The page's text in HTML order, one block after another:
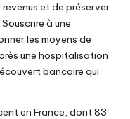
et de préserver
à une
les moyens de
une hospitalisation
bancaire qui
en France, dont 83